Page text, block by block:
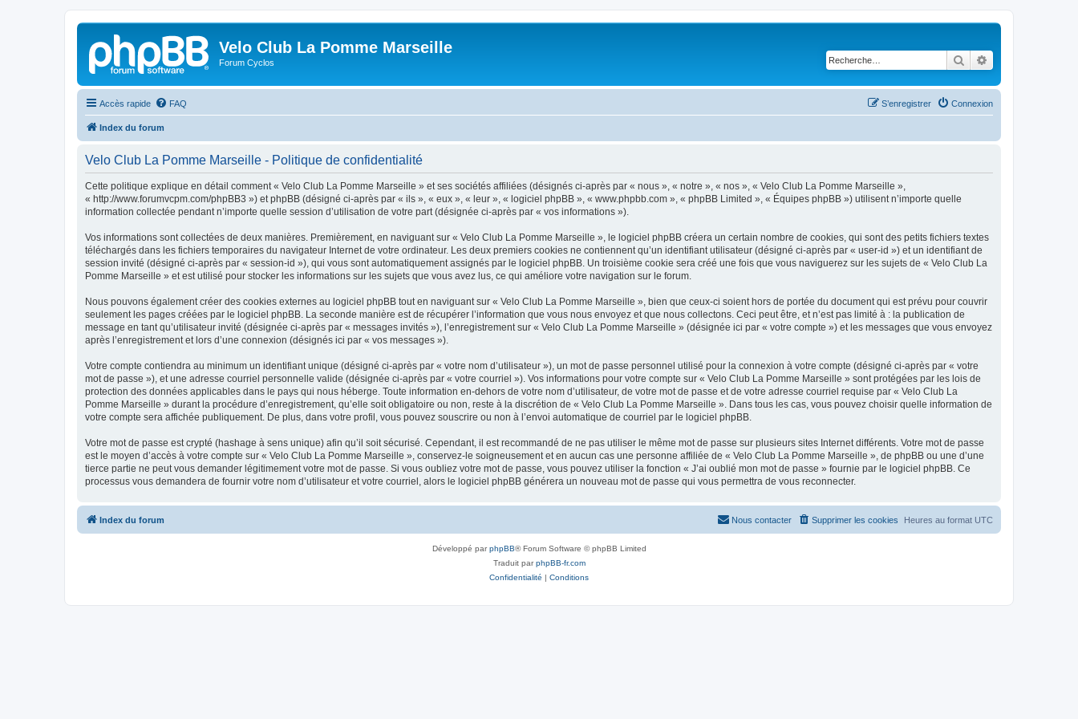
Velo Club La Pomme Marseille
Forum Cyclos Rechercher
Accès rapide FAQ Connexion
S’enregistrer
Index du forum
Velo Club La Pomme Marseille - Politique de confidentialité
Cette politique explique en détail comment « Velo Club La Pomme Marseille » et ses sociétés affiliées (désignés ci-après par « nous », « notre », « nos », « Velo Club La Pomme Marseille »,
« http://www.forumvcpm.com/phpBB3 ») et phpBB (désigné ci-après par « ils », « eux », « leur », « logiciel phpBB », « www.phpbb.com », « phpBB Limited », « Équipes phpBB ») utilisent n’importe quelle
information collectée pendant n’importe quelle session d’utilisation de votre part (désignée ci-après par « vos informations »).
Vos informations sont collectées de deux manières. Premièrement, en naviguant sur « Velo Club La Pomme Marseille », le logiciel phpBB créera un certain nombre de cookies, qui sont des petits fichiers textes
téléchargés dans les fichiers temporaires du navigateur Internet de votre ordinateur. Les deux premiers cookies ne contiennent qu’un identifiant utilisateur (désigné ci-après par « user-id ») et un identifiant de
session invité (désigné ci-après par « session-id »), qui vous sont automatiquement assignés par le logiciel phpBB. Un troisième cookie sera créé une fois que vous naviguerez sur les sujets de « Velo Club La
Pomme Marseille » et est utilisé pour stocker les informations sur les sujets que vous avez lus, ce qui améliore votre navigation sur le forum.
Nous pouvons également créer des cookies externes au logiciel phpBB tout en naviguant sur « Velo Club La Pomme Marseille », bien que ceux-ci soient hors de portée du document qui est prévu pour couvrir
seulement les pages créées par le logiciel phpBB. La seconde manière est de récupérer l’information que vous nous envoyez et que nous collectons. Ceci peut être, et n’est pas limité à : la publication de
message en tant qu’utilisateur invité (désignée ci-après par « messages invités »), l’enregistrement sur « Velo Club La Pomme Marseille » (désignée ici par « votre compte ») et les messages que vous envoyez
après l’enregistrement et lors d’une connexion (désignés ici par « vos messages »).
Votre compte contiendra au minimum un identifiant unique (désigné ci-après par « votre nom d’utilisateur »), un mot de passe personnel utilisé pour la connexion à votre compte (désigné ci-après par « votre
mot de passe »), et une adresse courriel personnelle valide (désignée ci-après par « votre courriel »). Vos informations pour votre compte sur « Velo Club La Pomme Marseille » sont protégées par les lois de
protection des données applicables dans le pays qui nous héberge. Toute information en-dehors de votre nom d’utilisateur, de votre mot de passe et de votre adresse courriel requise par « Velo Club La
Pomme Marseille » durant la procédure d’enregistrement, qu’elle soit obligatoire ou non, reste à la discrétion de « Velo Club La Pomme Marseille ». Dans tous les cas, vous pouvez choisir quelle information de
votre compte sera affichée publiquement. De plus, dans votre profil, vous pouvez souscrire ou non à l’envoi automatique de courriel par le logiciel phpBB.
Votre mot de passe est crypté (hashage à sens unique) afin qu’il soit sécurisé. Cependant, il est recommandé de ne pas utiliser le même mot de passe sur plusieurs sites Internet différents. Votre mot de passe
est le moyen d’accès à votre compte sur « Velo Club La Pomme Marseille », conservez-le soigneusement et en aucun cas une personne affiliée de « Velo Club La Pomme Marseille », de phpBB ou une d’une
tierce partie ne peut vous demander légitimement votre mot de passe. Si vous oubliez votre mot de passe, vous pouvez utiliser la fonction « J’ai oublié mon mot de passe » fournie par le logiciel phpBB. Ce
processus vous demandera de fournir votre nom d’utilisateur et votre courriel, alors le logiciel phpBB générera un nouveau mot de passe qui vous permettra de vous reconnecter.
Index du forum Heures au format UTC
Supprimer les cookies
Nous contacter
Développé parphpBB® Forum Software © phpBB Limited
Traduit parphpBB-fr.com
Confidentialité | Conditions